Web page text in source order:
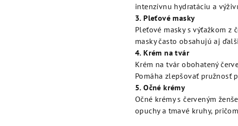
intenzívnu hydratáciu a
3. Pleťové masky
Pleťové masky s výťažkom z
masky často obsahujú aj
4. Krém na tvár
Krém na tvár obohatený
Pomáha zlepšovať pružnosť
5. Očné krémy
Očné krémy s červeným
opuchy a tmavé kruhy,